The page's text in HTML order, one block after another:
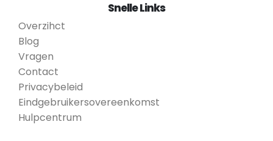
Snelle Links
Overzihct
Blog
Vragen
Contact
Privacybeleid
Eindgebruikersovereenkomst
Hulpcentrum